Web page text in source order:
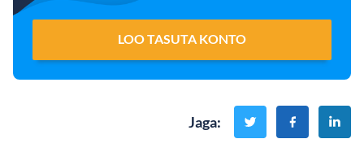
LOO TASUTA KONTO
Jaga: